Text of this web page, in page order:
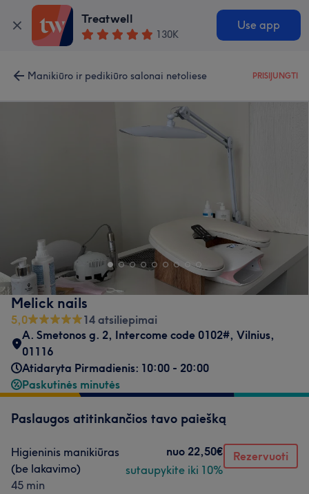
Treatwell
130K
Use app
Manikiūro ir pedikiūro salonai netoliese PRISIJUNGTI
Melick nails
5,0
14 atsiliepimai
A. Smetonos g. 2, Intercome code 0102#, Vilnius,
01116
Atidaryta Pirmadienis: 10:00 - 20:00
Paskutinės minutės
Paslaugos atitinkančios tavo paiešką
Higieninis manikiūras
(be lakavimo)
45 min
nuo 22,50€
sutaupykite iki 10%
Rezervuoti